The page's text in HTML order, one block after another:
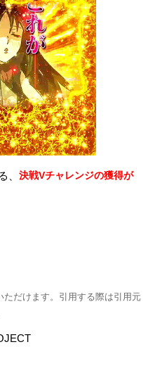
、 決戦Vチャレンジの獲得が
だけます。引用する際は引用元